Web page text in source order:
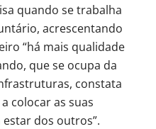
quando se trabalha
acrescentando
“há mais qualidade
que se ocupa da
constata
colocar as suas
dos outros”.